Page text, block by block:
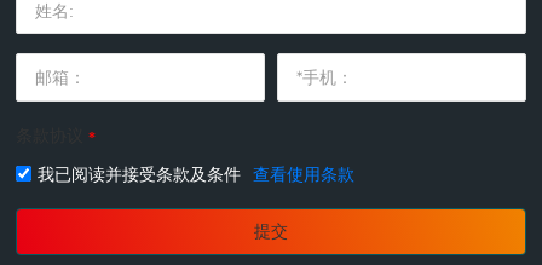
我已阅读并接受条款及条件 查看使用条款
提交